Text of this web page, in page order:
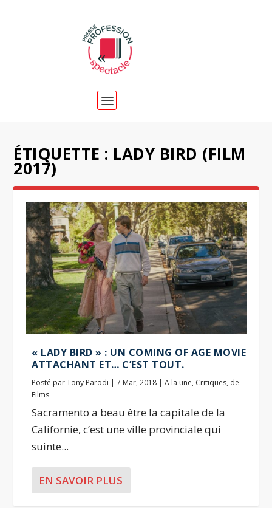
ÉTIQUETTE : LADY BIRD (FILM
2017)
« LADY BIRD » : UN COMING OF AGE MOVIE
ATTACHANT ET… C’EST TOUT.
Posté parTony Parodi |7 Mar, 2018 |A la une, Critiques, de
Films
Sacramento a beau être la capitale de la
Californie, c’est une ville provinciale qui
suinte...
EN SAVOIR PLUS